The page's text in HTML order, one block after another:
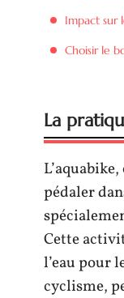
Impact sur
Choisir le
La
pédaler
Cette
l’eau pour
cyclisme,